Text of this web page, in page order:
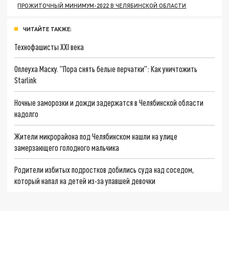
ПРОЖИТОЧНЫЙ МИНИМУМ-2022 В ЧЕЛЯБИНСКОЙ ОБЛАСТИ
ЧИТАЙТЕ ТАКЖЕ:
Технофашисты XXI века
Оплеуха Маску. "Пора снять белые перчатки": Как уничтожить
Starlink
Ночные заморозки и дожди задержатся в Челябинской области
надолго
Жители микрорайона под Челябинском нашли на улице
замерзающего голодного мальчика
Родители избитых подростков добились суда над соседом,
который напал на детей из-за упавшей девочки